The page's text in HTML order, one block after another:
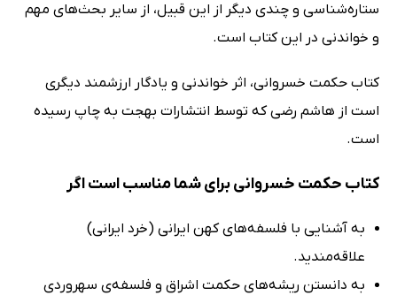
ستاره‌شناسی و چندی دیگر از این قبیل، از سایر بحث‌های مهم
و خواندنی در این کتاب است.
کتاب حکمت خسروانی، اثر خواندنی و یادگار ارزشمند دیگری
است از هاشم رضی که توسط انتشارات بهجت به چاپ رسیده
است.
کتاب حکمت خسروانی برای شما مناسب است اگر
به آشنایی با فلسفه‌های کهن ایرانی (خرد ایرانی)
علاقه‌مندید.
به دانستن ریشه‌های حکمت اشراق و فلسفه‌ی سهروردی